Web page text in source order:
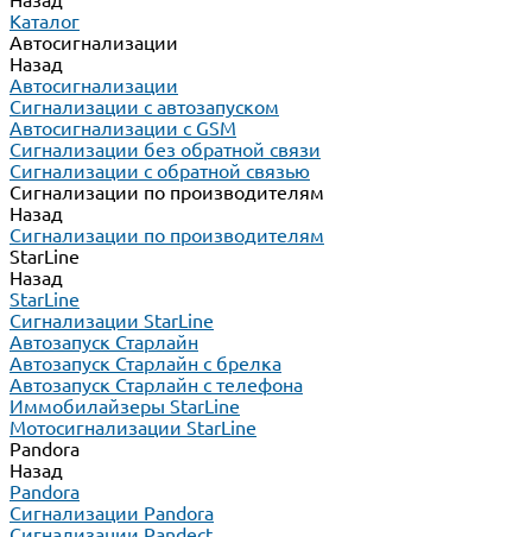
Каталог
Автосигнализации
Назад
Автосигнализации
Сигнализации с автозапуском
Автосигнализации с GSM
Сигнализации без обратной связи
Сигнализации с обратной связью
Сигнализации по производителям
Назад
Сигнализации по производителям
StarLine
Назад
StarLine
Сигнализации StarLine
Автозапуск Старлайн
Автозапуск Старлайн с брелка
Автозапуск Старлайн с телефона
Иммобилайзеры StarLine
Мотосигнализации StarLine
Pandora
Назад
Pandora
Сигнализации Pandora